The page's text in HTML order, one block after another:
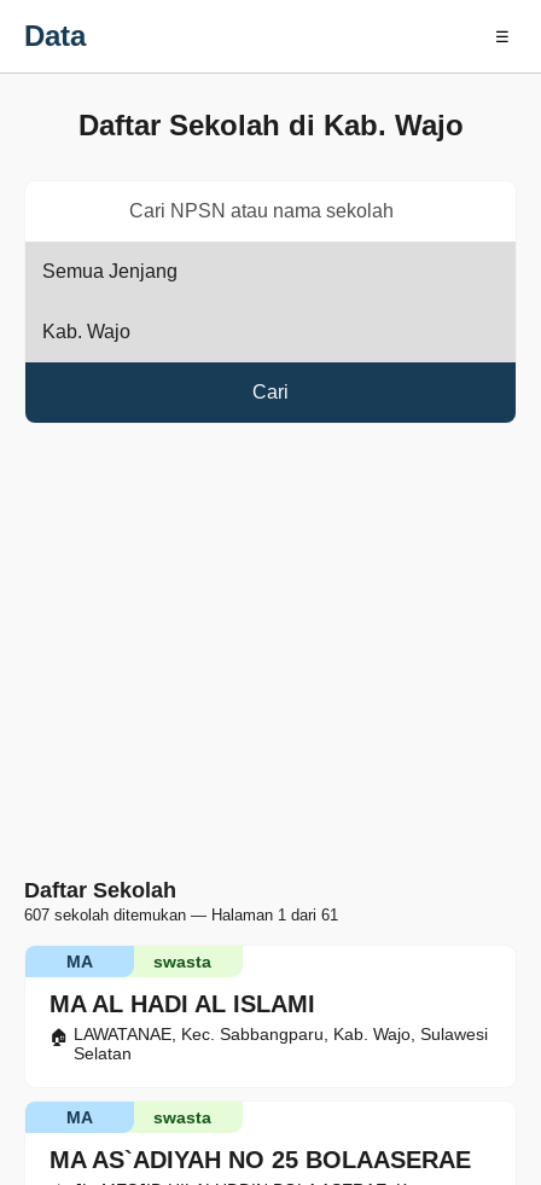
Data ☰
Daftar Sekolah di Kab. Wajo
Cari
Daftar Sekolah
607 sekolah ditemukan — Halaman 1 dari 61
MA AL HADI AL ISLAMI
swasta
MA
LAWATANAE, Kec. Sabbangparu, Kab. Wajo, Sulawesi
Selatan
MA AS`ADIYAH NO 25 BOLAASERAE
swasta
MA